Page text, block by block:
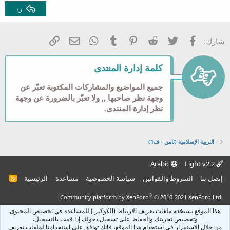
26
Trebuchet MS
Verdana
رد
شارك: فيسبوك تويتر Reddit
Pinterest
Tumblr
WhatsAppالبريد الإلكتروني
كلمة إدارة المنتدى
جميع المواضيع والمشاركات المكتوبة تعبّر عن
وجهة نظر صاحبها ,, ولا تعبّر بالضرورة عن وجهة
نظر إدارة المنتدى.
التربية الإسلامية (ثامن - ف1)
Arabic
إتصل بنا
الشروط والقوانين سياسة الخصوصية مساعدة الرئيسية
R
Community platform by XenForo® © 2010-2021 XenForo Ltd.
هذا الموقع يستخدم ملفات تعريف الارتباط (الكوكيز ) للمساعدة في تخصيص المحتوى
وتخصيص تجربتك والحفاظ على تسجيل دخولك إذا قمت بالتسجيل.
من خلال الاستمرار في استخدام هذا الموقع، فإنك توافق على استخدامنا لملفات تعريف